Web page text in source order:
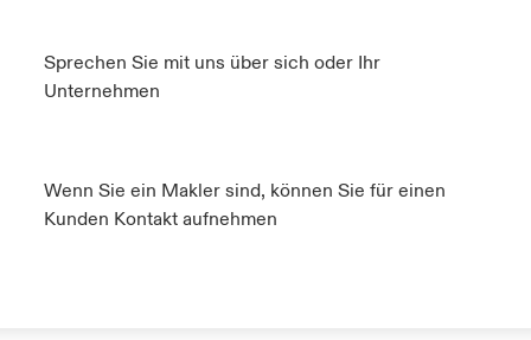
Sprechen Sie mit uns über sich oder Ihr
Unternehmen
Wenn Sie ein Makler sind, können Sie für einen
Kunden Kontakt aufnehmen